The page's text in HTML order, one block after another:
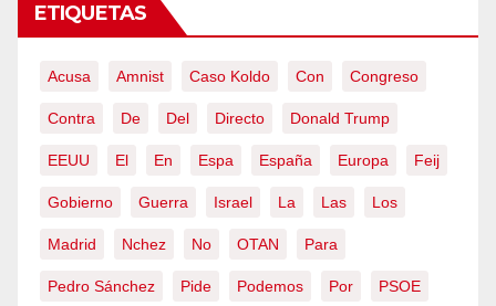
ETIQUETAS
Acusa Amnist Caso Koldo Con Congreso
Contra De Del Directo Donald Trump
EEUU El En Espa España Europa Feij
Gobierno Guerra Israel La Las Los
Madrid Nchez No OTAN Para
Pedro Sánchez Pide Podemos Por PSOE